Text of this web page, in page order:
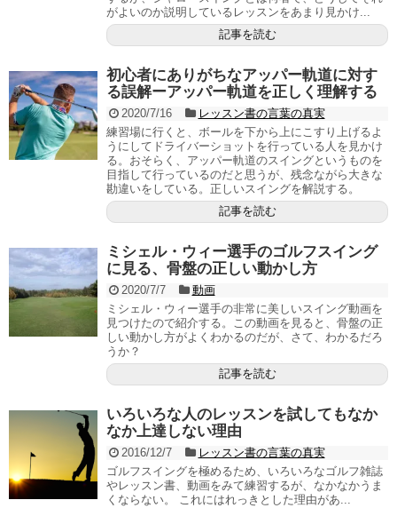
がよいのか説明しているレッスンをあまり見かけ...
記事を読む
初心者にありがちなアッパー軌道に対す
る誤解ーアッパー軌道を正しく理解する
2020/7/16
レッスン書の言葉の真実
練習場に行くと、ボールを下から上にこすり上げるよ
うにしてドライバーショットを行っている人を見かけ
る。おそらく、アッパー軌道のスイングというものを
目指して行っているのだと思うが、残念ながら大きな
勘違いをしている。正しいスイングを解説する。
記事を読む
ミシェル・ウィー選手のゴルフスイング
に見る、骨盤の正しい動かし方
2020/7/7
動画
ミシェル・ウィー選手の非常に美しいスイング動画を
見つけたので紹介する。この動画を見ると、骨盤の正
しい動かし方がよくわかるのだが、さて、わかるだろ
うか？
記事を読む
いろいろな人のレッスンを試してもなか
なか上達しない理由
2016/12/7
レッスン書の言葉の真実
ゴルフスイングを極めるため、いろいろなゴルフ雑誌
やレッスン書、動画をみて練習するが、なかなかうま
くならない。 これにはれっきとした理由があ...